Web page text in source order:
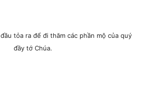
tỏa ra để đi thăm các phần mộ của quý
đầy tớ Chúa.